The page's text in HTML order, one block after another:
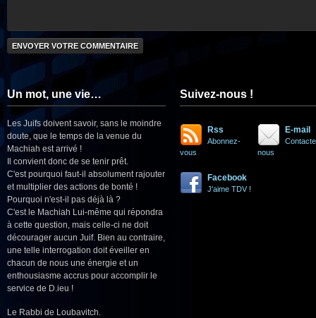
Un mot, une vie…
Les Juifs doivent savoir, sans le moindre
doute, que le temps de la venue du
Machiah est arrivé !
Il convient donc de se tenir prêt.
C'est pourquoi faut-il absolument rajouter
et multiplier des actions de bonté !
Pourquoi n'est-il pas déjà là ?
C'est le Machiah Lui-même qui répondra
à cette question, mais celle-ci ne doit
décourager aucun Juif. Bien au contraire,
une telle interrogation doit éveiller en
chacun de nous une énergie et un
enthousiasme accrus pour accomplir le
service de D.ieu !
Le Rabbi de Loubavitch.
Suivez-nous !
Rss
Abonnez-
vous
E-mail
nous
Facebook
J'aime TDV !